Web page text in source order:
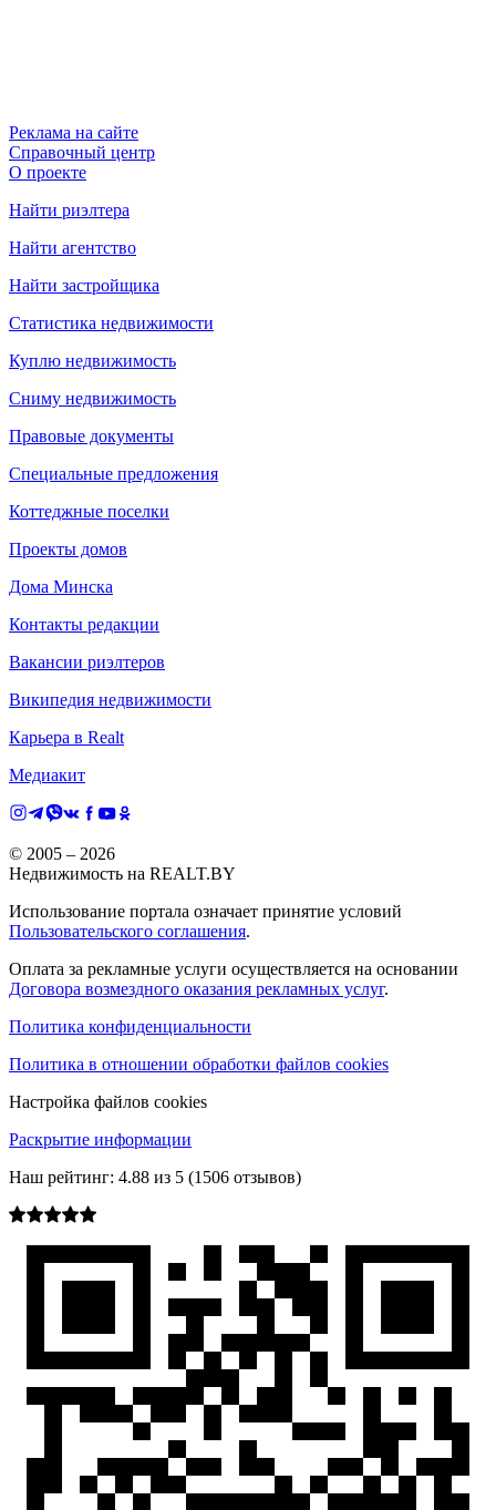
Реклама на сайте
Справочный центр
О проекте
Найти риэлтера
Найти агентство
Найти застройщика
Статистика недвижимости
Куплю недвижимость
Сниму недвижимость
Правовые документы
Специальные предложения
Коттеджные поселки
Проекты домов
Дома Минска
Контакты редакции
Вакансии риэлтеров
Википедия недвижимости
Карьера в Realt
Медиакит
© 2005 – 2026
Недвижимость на REALT.BY
Использование портала означает принятие условий
Пользовательского соглашения.
Оплата за рекламные услуги осуществляется на основании
Договора возмездного оказания рекламных услуг.
Политика конфиденциальности
Политика в отношении обработки файлов cookies
Настройка файлов cookies
Раскрытие информации
Наш рейтинг: 4.88 из 5 (1506 отзывов)